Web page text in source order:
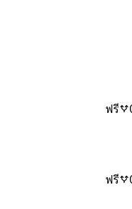
ฟรี
ฟรี